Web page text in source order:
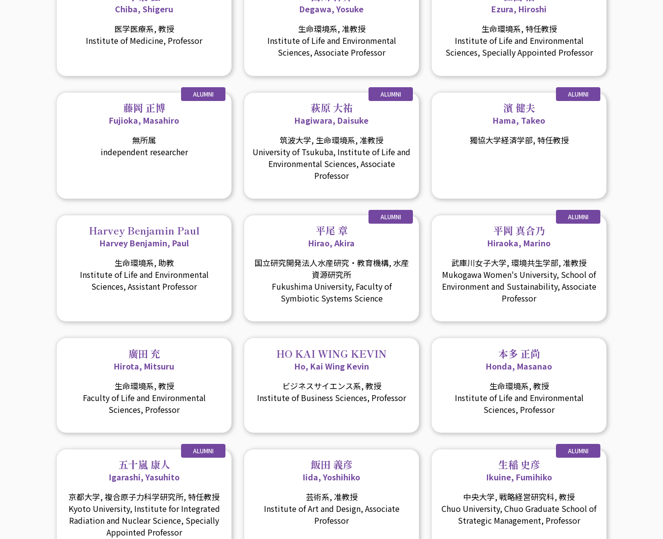
Chiba, Shigeru
医学医療系, 教授
Institute of Medicine, Professor
Degawa, Yosuke
生命環境系, 准教授
Institute of Life and Environmental
Sciences, Associate Professor
Ezura, Hiroshi
生命環境系, 特任教授
Institute of Life and Environmental
Sciences, Specially Appointed Professor
ALUMNI
藤岡 正博
Fujioka, Masahiro
無所属
independent researcher
ALUMNI
萩原 大祐
Hagiwara, Daisuke
筑波大学, 生命環境系, 准教授
University of Tsukuba, Institute of Life and
Environmental Sciences, Associate
Professor
ALUMNI
濱 健夫
Hama, Takeo
獨協大学経済学部, 特任教授
Harvey Benjamin Paul
Harvey Benjamin, Paul
生命環境系, 助教
Institute of Life and Environmental
Sciences, Assistant Professor
ALUMNI
平尾 章
Hirao, Akira
国立研究開発法人水産研究・教育機構, 水産
資源研究所
Fukushima University, Faculty of
Symbiotic Systems Science
ALUMNI
平岡 真合乃
Hiraoka, Marino
武庫川女子大学, 環境共生学部, 准教授
Mukogawa Women's University, School of
Environment and Sustainability, Associate
Professor
廣田 充
Hirota, Mitsuru
生命環境系, 教授
Faculty of Life and Environmental
Sciences, Professor
HO KAI WING KEVIN
Ho, Kai Wing Kevin
ビジネスサイエンス系, 教授
Institute of Business Sciences, Professor
本多 正尚
Honda, Masanao
生命環境系, 教授
Institute of Life and Environmental
Sciences, Professor
ALUMNI
五十嵐 康人
Igarashi, Yasuhito
京都大学, 複合原子力科学研究所, 特任教授
Kyoto University, Institute for Integrated
Radiation and Nuclear Science, Specially
Appointed Professor
飯田 義彦
Iida, Yoshihiko
芸術系, 准教授
Institute of Art and Design, Associate
Professor
ALUMNI
生稲 史彦
Ikuine, Fumihiko
中央大学, 戦略経営研究科, 教授
Chuo University, Chuo Graduate School of
Strategic Management, Professor